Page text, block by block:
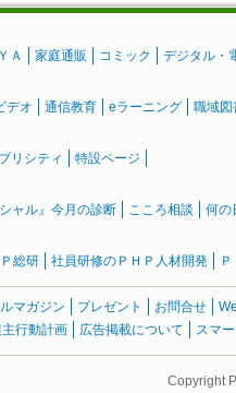
Ａ 家庭通販 コミック デジタル・
デオ 通信教育 eラーニング 職域図
リシティ 特設ページ
ャル』今月の診断 こころ相談 何の
総研 社員研修のＰＨＰ人材開発
マガジン プレゼント お問合せ
行動計画 広告掲載について スマ
Copyright